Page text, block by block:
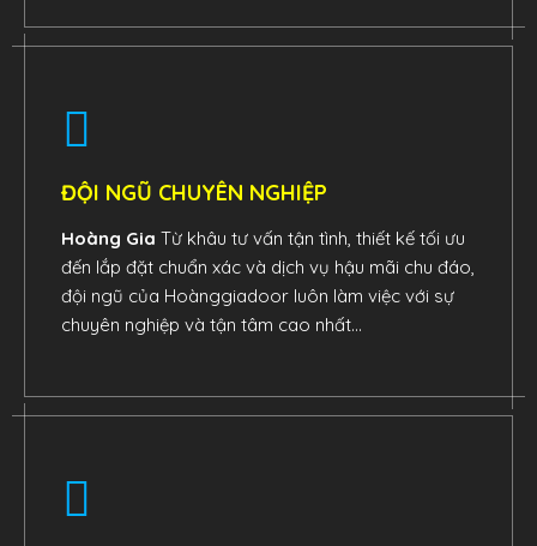
ĐỘI NGŨ CHUYÊN NGHIỆP
Hoàng Gia Từ khâu tư vấn tận tình, thiết kế tối ưu
đến lắp đặt chuẩn xác và dịch vụ hậu mãi chu đáo,
đội ngũ của Hoànggiadoor luôn làm việc với sự
chuyên nghiệp và tận tâm cao nhất...